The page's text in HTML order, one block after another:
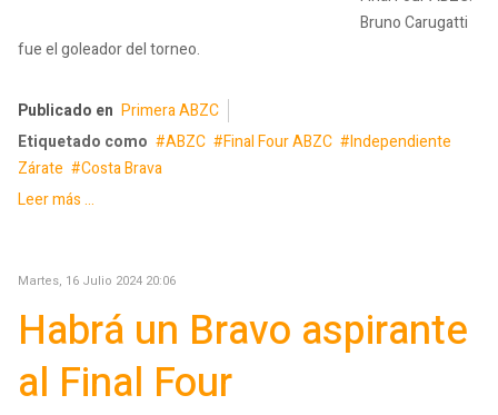
Bruno Carugatti
fue el goleador del torneo.
Publicado en Primera ABZC
Etiquetado como
ABZC Final Four ABZC
Independiente
Zárate
Costa Brava
Leer más ...
Martes, 16 Julio 2024 20:06
Habrá un Bravo aspirante
al Final Four